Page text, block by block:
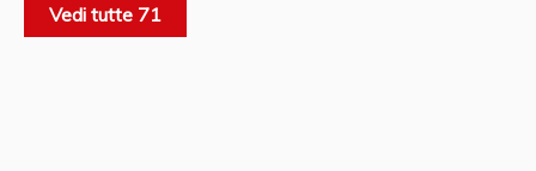
Vedi tutte 71